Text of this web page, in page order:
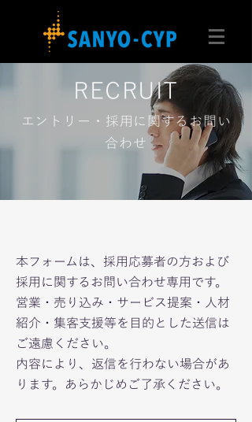
RECRUIT
エントリー・採用に関するお問い
合わせ
本フォームは、採用応募者の方および
採用に関するお問い合わせ専用です。
営業・売り込み・サービス提案・人材
紹介・集客支援等を目的とした送信は
ご遠慮ください。
内容により、返信を行わない場合があ
ります。あらかじめご了承ください。